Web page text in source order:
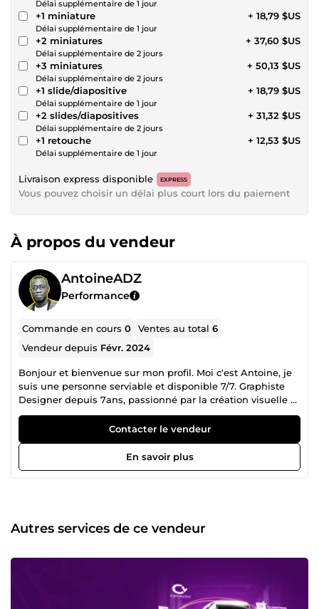
Délai supplémentaire de 1 jour
+1 miniature
Délai supplémentaire de 1 jour
+ 18,79 $US
+2 miniatures
Délai supplémentaire de 2 jours
+ 37,60 $US
+3 miniatures
Délai supplémentaire de 2 jours
+ 50,13 $US
+1 slide/diapositive
Délai supplémentaire de 1 jour
+ 18,79 $US
+2 slides/diapositives
Délai supplémentaire de 2 jours
+ 31,32 $US
+1 retouche
Délai supplémentaire de 1 jour
+ 12,53 $US
Livraison express disponible EXPRESS
Vous pouvez choisir un délai plus court lors du paiement
À propos du vendeur
AntoineADZ
Performance
Commande en cours0 Ventes au total6
Vendeur depuis Févr. 2024
Bonjour et bienvenue sur mon profil. Moi c'est Antoine, je
suis une personne serviable et disponible 7/7. Graphiste
Designer depuis 7ans, passionné par la création visuelle et
la conception d'identités uniques. Mon parcours
professionnel varié, allant de l'agence de communication à
l'imprimerie numérique et offset, m'a permis d'acquérir
une expertise polyvalente et une compréhension
approfondie des besoins de mes clients. Au fil des années,
campagnes publicitaires, harmonisant créativité et
efficacité pour maximiser l'impact. Pourquoi travailler avec
client est ma priorité, avec une attention méticuleuse aux
détails. Collaboration Transparente : Je crois en une
Contacter le vendeur
En savoir plus
Autres services de ce vendeur